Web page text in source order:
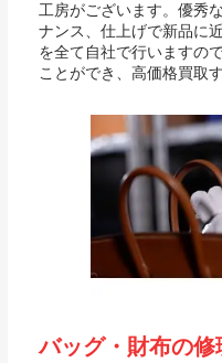
工房がございます。優秀
ナンス、仕上げで新品に
を全て自社で行いますの
ことができ、高価格買取
バッグ・財布の修